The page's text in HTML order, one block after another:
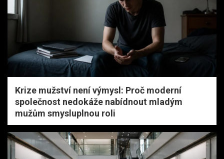
Krize mužství není výmysl: Proč moderní
společnost nedokáže nabídnout mladým
mužům smysluplnou roli